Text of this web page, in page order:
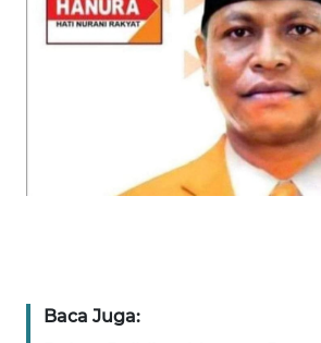
Baca Juga:
DISCLAIMER
JAKARTA